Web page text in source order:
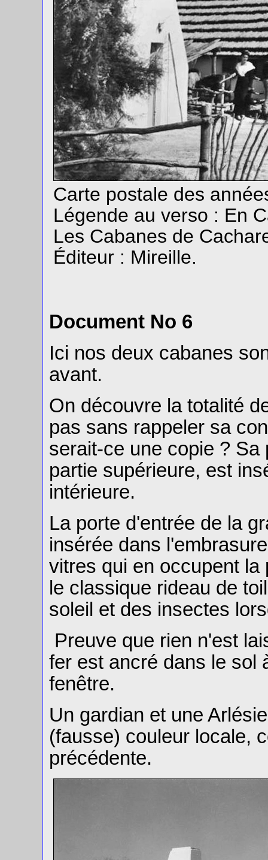
Carte postale des
Légende au verso : En
Les Cabanes de
Éditeur : Mireille.
Document No 6
Ici nos deux cabanes
avant.
On découvre la totalité
pas sans rappeler sa
serait-ce une copie ?
partie supérieure, est
intérieure.
La porte d'entrée de la
insérée dans
vitres qui en occupent
le classique rideau de
soleil et des insectes
Preuve que rien n'est
fer est ancré dans le sol
fenêtre.
Un gardian et une
(fausse) couleur locale,
précédente.